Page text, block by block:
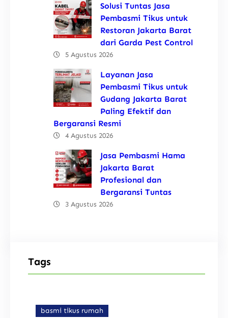
Solusi Tuntas Jasa
Pembasmi Tikus untuk
Restoran Jakarta Barat
dari Garda Pest Control
5 Agustus 2026
Layanan Jasa
Pembasmi Tikus untuk
Gudang Jakarta Barat
Paling Efektif dan
Bergaransi Resmi
4 Agustus 2026
Jasa Pembasmi Hama
Jakarta Barat
Profesional dan
Bergaransi Tuntas
3 Agustus 2026
Tags
basmi tikus rumah